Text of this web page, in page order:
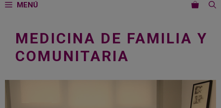
MENÚ
MEDICINA DE FAMILIA Y
COMUNITARIA